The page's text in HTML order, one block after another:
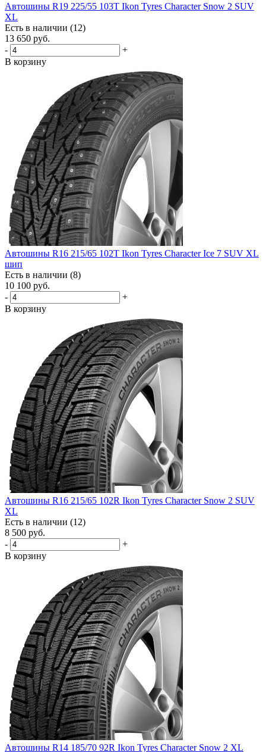
Автошины R19 225/55 103T Ikon Tyres Character Snow 2 SUV
XL
Есть в наличии (12)
13 650 руб.
-
+
В корзину
Автошины R16 215/65 102T Ikon Tyres Character Ice 7 SUV XL
шип
Есть в наличии (8)
10 100 руб.
-
+
В корзину
Автошины R16 215/65 102R Ikon Tyres Character Snow 2 SUV
XL
Есть в наличии (12)
8 500 руб.
-
+
В корзину
Автошины R14 185/70 92R Ikon Tyres Character Snow 2 XL